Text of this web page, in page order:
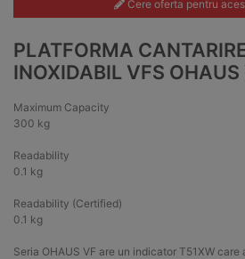
Cere oferta pentru
PLATFORMA
INOXIDABIL VFS
Maximum Capacity
300 kg
Readability
0.1 kg
Readability (Certified)
0.1 kg
Seria OHAUS VF are un indicator T51XW